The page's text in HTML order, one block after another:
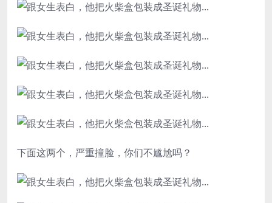
下面这两个，严重撞脸，你们不尴尬吗？